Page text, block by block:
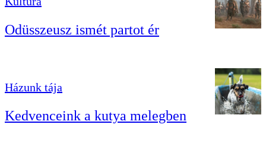
Odüsszeusz ismét partot ér
Házunk tája
Kedvenceink a kutya melegben